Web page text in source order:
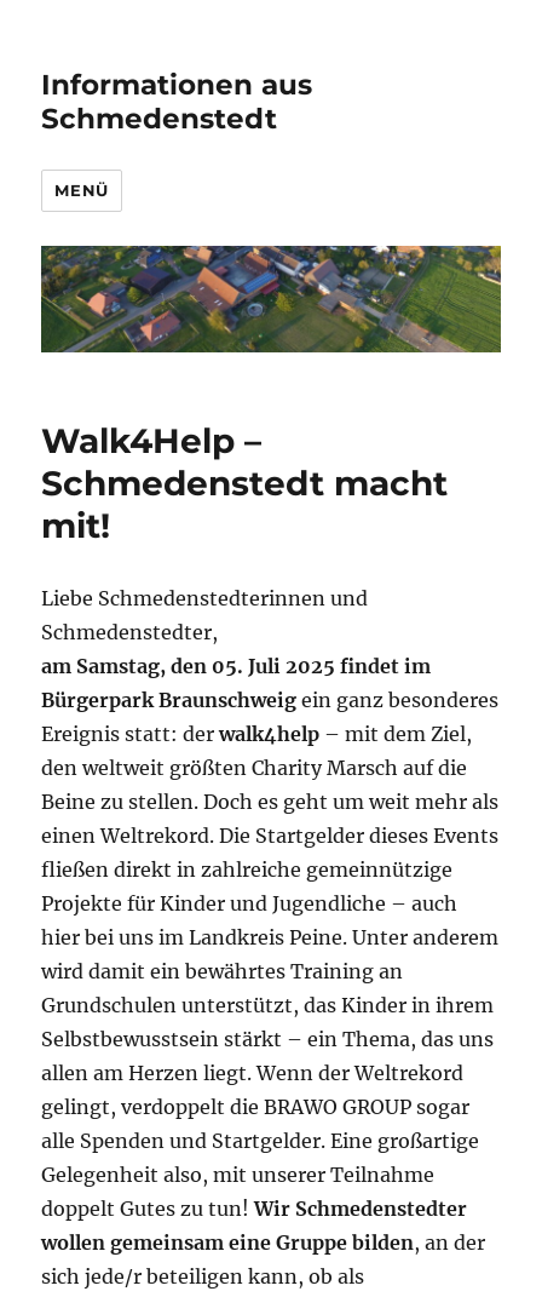
Informationen aus
Schmedenstedt
MENÜ
Walk4Help –
Schmedenstedt macht
mit!
Liebe Schmedenstedterinnen und
Schmedenstedter,
am Samstag, den 05. Juli 2025 findet im
BürgerparkBraunschweig ein ganz besonderes
Ereignis statt: derwalk4help – mit dem Ziel,
den weltweit größten Charity Marsch auf die
Beine zu stellen. Doch es geht um weit mehr als
einen Weltrekord. Die Startgelder dieses Events
fließen direkt in zahlreiche gemeinnützige
Projekte für Kinder und Jugendliche – auch
hier bei uns im Landkreis Peine. Unter anderem
wird damit ein bewährtes Training an
Grundschulen unterstützt, das Kinder in ihrem
Selbstbewusstsein stärkt – ein Thema, das uns
allen am Herzen liegt. Wenn der Weltrekord
gelingt, verdoppelt die BRAWO GROUP sogar
alle Spenden und Startgelder. Eine großartige
Gelegenheit also, mit unserer Teilnahme
doppelt Gutes zu tun!Wir Schmedenstedter
wollen gemeinsam eine Gruppebilden, an der
sich jede/r beteiligen kann, ob als